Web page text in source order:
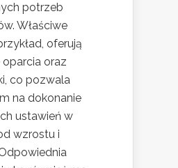
potrzeb
Właściwe
oferują
oraz
co pozwala
na dokonanie
ustawień w
wzrostu i